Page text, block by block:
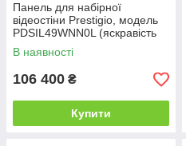
Панель для набірної
відеостіни Prestigio, модель
PDSIL49WNN0L (яскравість
500 cd/m2)
В наявності
106 400 ₴
Купити